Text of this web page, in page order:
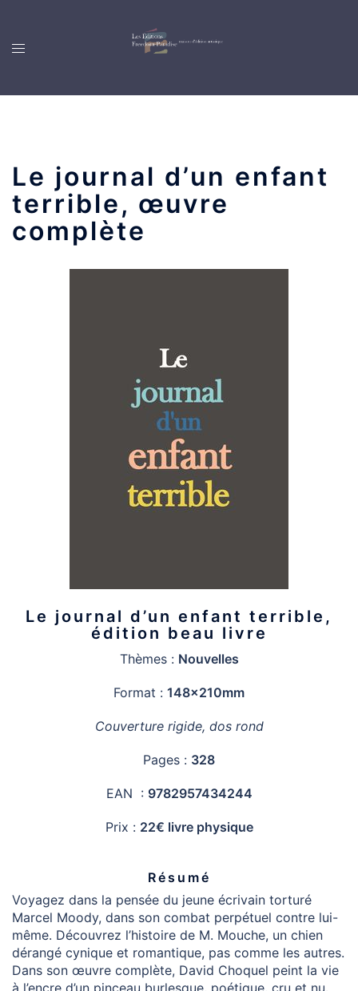
Le journal d’un enfant
terrible, œuvre
complète
Le journal d’un enfant terrible,
édition beau livre
Thèmes : Nouvelles
Format : 148x210mm
Couverture rigide, dos rond
Pages : 328
EAN : 9782957434244
Prix : 22€ livre physique
Résumé
Voyagez dans la pensée du jeune écrivain torturé
Marcel Moody, dans son combat perpétuel contre lui-
même. Découvrez l’histoire de M. Mouche, un chien
dérangé cynique et romantique, pas comme les autres.
Dans son œuvre complète, David Choquel peint la vie
à l’encre d’un pinceau burlesque, poétique, cru et nu.